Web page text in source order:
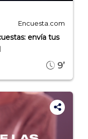
Encuesta.com
envía tus
9’